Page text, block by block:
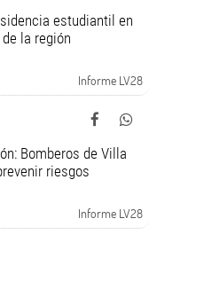
estudiantil en
la región
Informe LV28
Bomberos de Villa
riesgos
Informe LV28